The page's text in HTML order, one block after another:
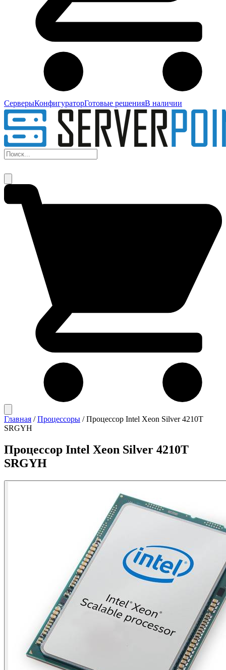
СерверыКонфигураторГотовые решенияВ наличии
Главная / Процессоры / Процессор Intel Xeon Silver 4210T
SRGYH
Процессор Intel Xeon Silver 4210T
SRGYH